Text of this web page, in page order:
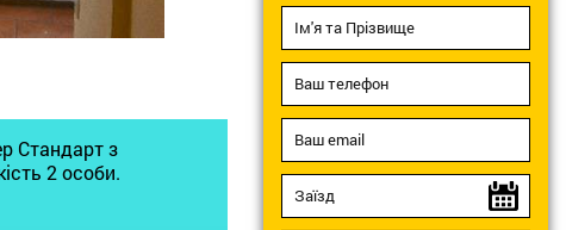
Стандарт з
2 особи.